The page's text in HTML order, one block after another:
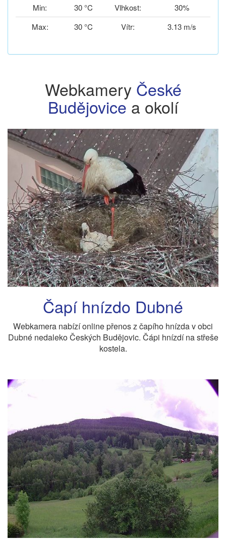
Min:
30 °C Vlhkost:
30%
Max:
30 °C Vítr: 3.13 m/s
Webkamery České
Budějovicea okolí
Čapí hnízdo Dubné
Webkamera nabízí online přenos z čapího hnízda v obci
Dubné nedaleko Českých Budějovic. Čápi hnízdí na střeše
kostela.